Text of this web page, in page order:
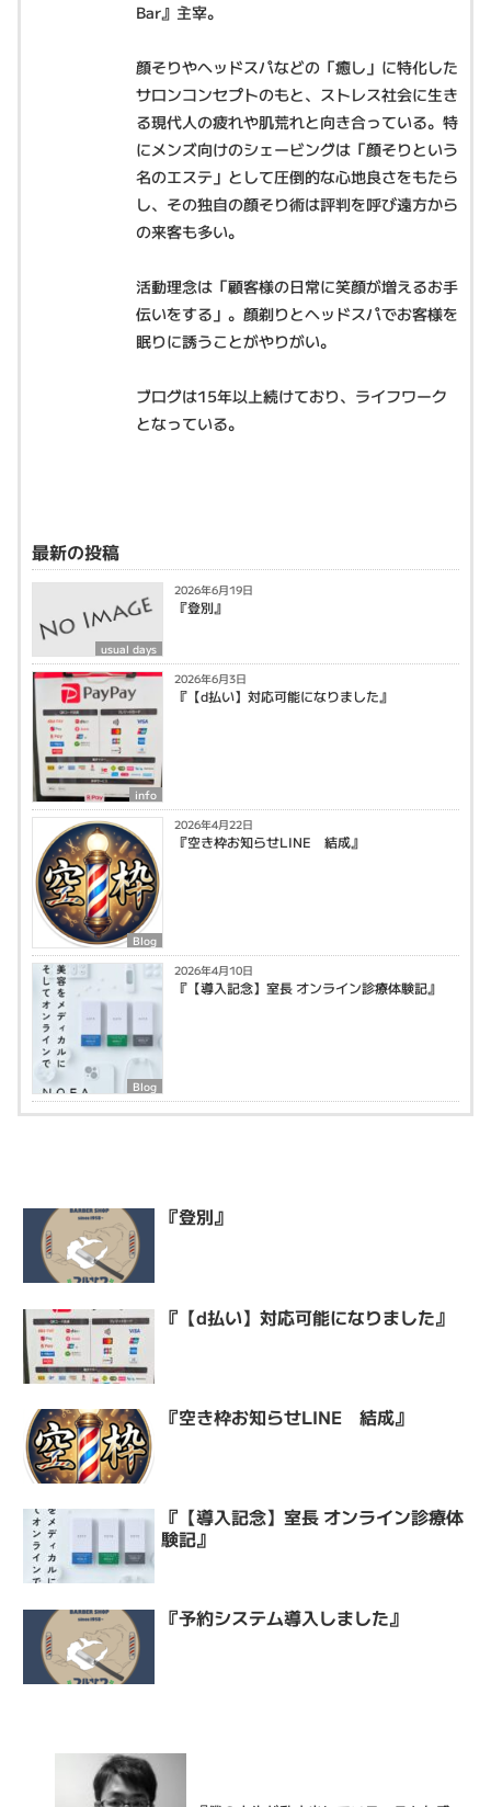
Bar』主宰。
顔そりやヘッドスパなどの「癒し」に特化した
サロンコンセプトのもと、ストレス社会に生き
る現代人の疲れや肌荒れと向き合っている。特
にメンズ向けのシェービングは「顔そりという
名のエステ」として圧倒的な心地良さをもたら
し、その独自の顔そり術は評判を呼び遠方から
の来客も多い。
活動理念は「顧客様の日常に笑顔が増えるお手
伝いをする」。顔剃りとヘッドスパでお客様を
眠りに誘うことがやりがい。
ブログは15年以上続けており、ライフワーク
となっている。
最新の投稿
usual days
2026年6月19日
『登別』
info
2026年6月3日
『【d払い】対応可能になりました』
Blog
2026年4月22日
『空き枠お知らせLINE 結成』
Blog
2026年4月10日
『【導入記念】室長 オンライン診療体験記』
『登別』
『【d払い】対応可能になりました』
『空き枠お知らせLINE 結成』
『【導入記念】室長 オンライン診療体
験記』
『予約システム導入しました』